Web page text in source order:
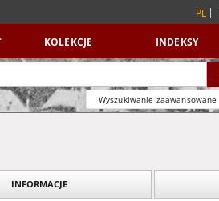
PL
KOLEKCJE INDEKSY
Wyszukiwanie zaawansowane
INFORMACJE